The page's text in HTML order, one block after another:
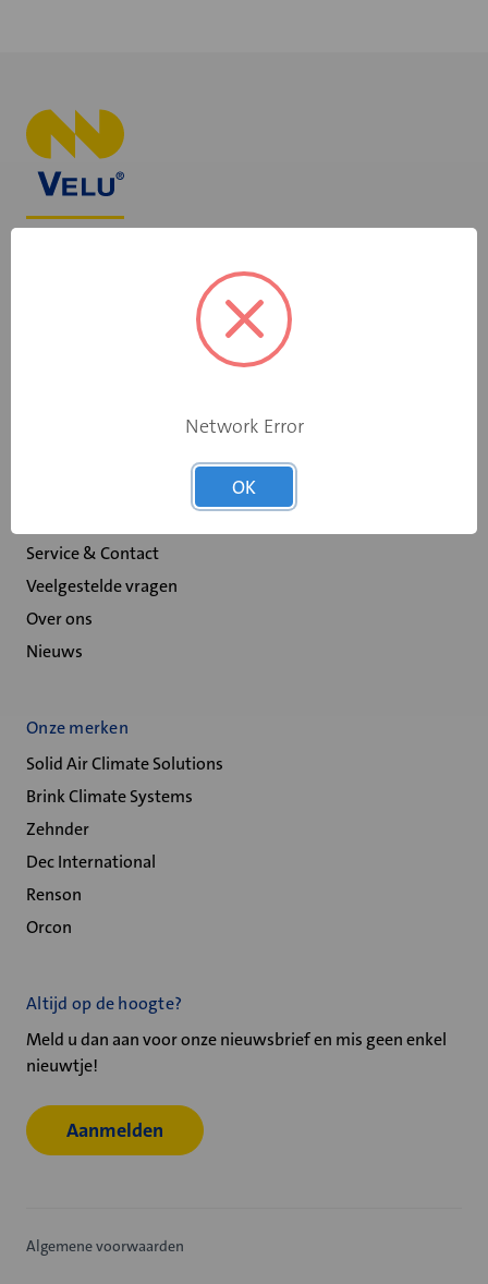
Service & Contact
Veelgestelde vragen
Over ons
Nieuws
Onze merken
Solid Air Climate Solutions
Brink Climate Systems
Zehnder
Dec International
Renson
Orcon
Altijd op de hoogte?
Meld u dan aan voor onze nieuwsbrief en mis geen enkel
nieuwtje!
Aanmelden
Algemene voorwaarden
Network Error
OK